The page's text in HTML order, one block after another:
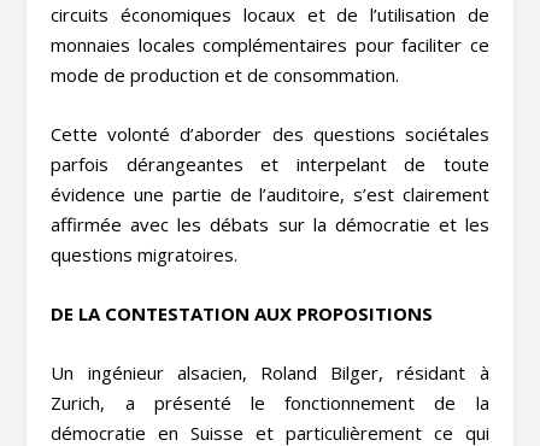
circuits économiques locaux et de l’utilisation de
monnaies locales complémentaires pour faciliter ce
mode de production et de consommation.
Cette volonté d’aborder des questions sociétales
parfois dérangeantes et interpelant de toute
évidence une partie de l’auditoire, s’est clairement
affirmée avec les débats sur la démocratie et les
questions migratoires.
DE LA CONTESTATION AUX PROPOSITIONS
Un ingénieur alsacien, Roland Bilger, résidant à
Zurich, a présenté le fonctionnement de la
démocratie en Suisse et particulièrement ce qui